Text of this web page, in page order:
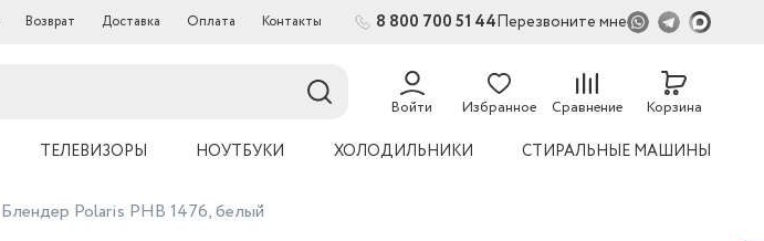
Возврат Доставка Оплата Контакты 8 800 700 51 44Перезвоните мне
Войти Избранное Сравнение
54
Корзина
ТЕЛЕВИЗОРЫ НОУТБУКИ ХОЛОДИЛЬНИКИ СТИРАЛЬНЫЕ МАШИНЫ
Блендер Polaris PHB 1476, белый